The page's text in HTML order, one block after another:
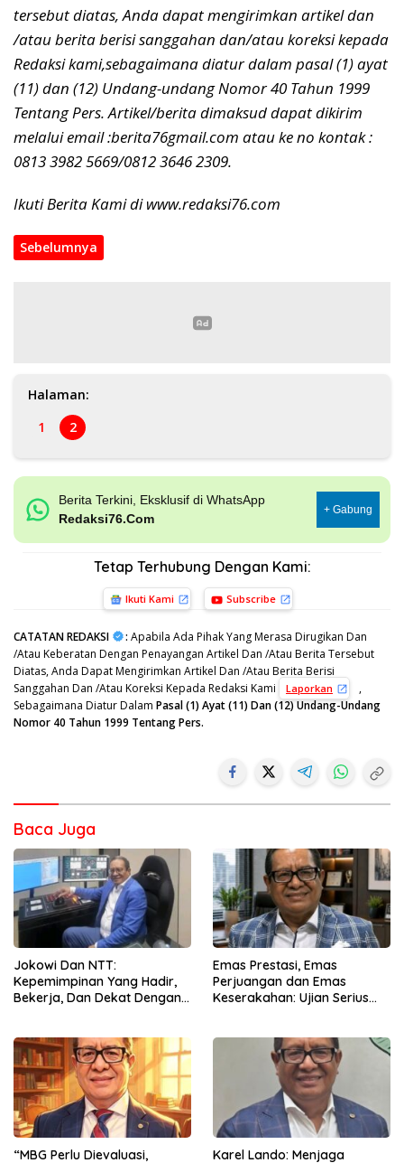
tersebut diatas, Anda dapat mengirimkan artikel dan
/atau berita berisi sanggahan dan/atau koreksi kepada
Redaksi kami,sebagaimana diatur dalam pasal (1) ayat
(11) dan (12) Undang-undang Nomor 40 Tahun 1999
Tentang Pers. Artikel/berita dimaksud dapat dikirim
melalui email :berita76gmail.com atau ke no kontak :
0813 3982 5669/0812 3646 2309.
Ikuti Berita Kami di www.redaksi76.com
Sebelumnya
Halaman:
1
2
Berita Terkini, Eksklusif di WhatsApp
Redaksi76.Com
+ Gabung
Tetap Terhubung Dengan Kami:
Ikuti Kami Subscribe
CATATAN REDAKSI : Apabila Ada Pihak Yang Merasa Dirugikan Dan
/Atau Keberatan Dengan Penayangan Artikel Dan /Atau Berita Tersebut
Diatas, Anda Dapat Mengirimkan Artikel Dan /Atau Berita Berisi
Sanggahan Dan /Atau Koreksi Kepada Redaksi Kami
Laporkan
,
Sebagaimana Diatur Dalam Pasal (1) Ayat (11) Dan (12) Undang-Undang
Nomor 40 Tahun 1999 Tentang Pers.
Baca Juga
Jokowi Dan NTT:
Kepemimpinan Yang Hadir,
Bekerja, Dan Dekat Dengan
Emas Prestasi, Emas
Perjuangan dan Emas
Keserakahan: Ujian Serius
“MBG Perlu Dievaluasi,
Karel Lando: Menjaga